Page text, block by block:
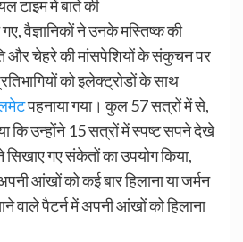
वैज्ञानिकों ने उनके मस्तिष्क की
और चेहरे की मांसपेशियों के संकुचन पर
को इलेक्ट्रोडों के साथ
पहनाया गया। कुल 57 सत्रों में से,
कि उन्होंने 15 सत्रों में स्पष्ट सपने देखे
सिखाए गए संकेतों का उपयोग किया,
आंखों को कई बार हिलाना या जर्मन
वाले पैटर्न में अपनी आंखों को हिलाना